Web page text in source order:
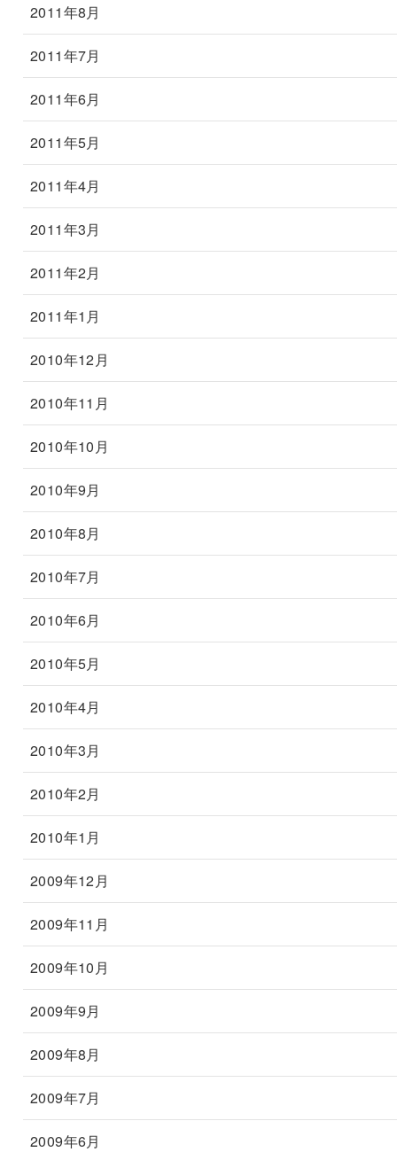
2011年8月
2011年7月
2011年6月
2011年5月
2011年4月
2011年3月
2011年2月
2011年1月
2010年12月
2010年11月
2010年10月
2010年9月
2010年8月
2010年7月
2010年6月
2010年5月
2010年4月
2010年3月
2010年2月
2010年1月
2009年12月
2009年11月
2009年10月
2009年9月
2009年8月
2009年7月
2009年6月